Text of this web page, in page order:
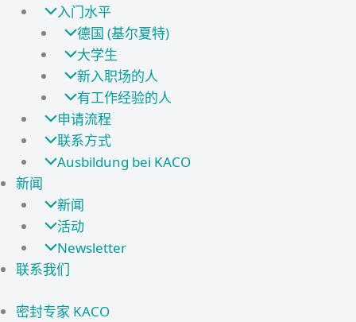
入门水平
德国 (基尔夏特)
大学生
新入职场的人
有工作经验的人
申请流程
联系方式
Ausbildung bei KACO
新闻
新闻
活动
Newsletter
联系我们
密封专家 KACO